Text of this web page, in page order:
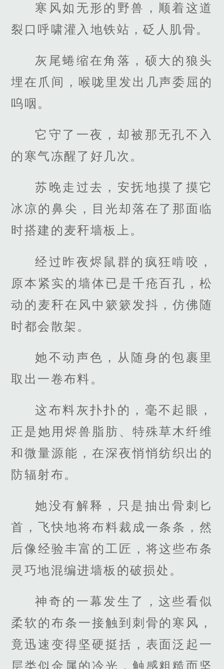
寒风如无形的野兽，顺着这道
裂口呼啸灌入地铁站，砭人肌骨。
灰尾蜷缩在角落，硕大的狼头
埋在爪间，喉咙里发出几声委屈的
呜咽。
它守了一夜，却被那无孔不入
的寒气冻醒了好几次。
苏晚走过去，安抚地摸了摸它
冰凉的鼻尖，目光却落在了那面临
时搭建的麦秆墙板上。
经过昨夜烬鼠群的疯狂啃咬，
原本紧实的墙体已是千疮百孔，松
动的麦秆在风中簌簌发抖，仿佛随
时都会散架。
她不动声色，从随身的包裹里
取出一卷布料。
这布料灰扑扑的，毫不起眼，
正是她用烬兽脂肪、特殊草木纤维
和微量源能，在深夜悄悄纺织出的
防辐射布。
她没有解释，只是抽出骨刺匕
首，飞快地将布料裁成一条条，然
后像经验丰富的工匠，将这些布条
灵巧地混编进墙板的破损处。
神奇的一幕发生了，这些看似
柔软的布条一接触到刺骨的寒风，
竟迅速变得坚硬挺括，表面泛起一
层类似金属的冷光，触感粗糙而坚